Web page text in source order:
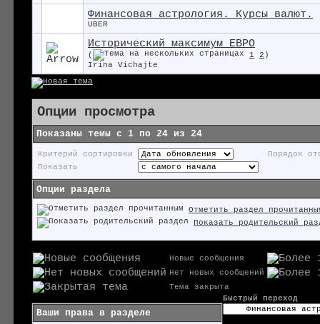
Финансовая астрология. Курсы валют.
UBER
Исторический максимум ЕВРО
( 1 2 )
Irina Vichajte
Опции просмотра
Показаны темы с 1 по 24 из 24
Критерий сортировки
Порядок
Показать
Опции раздела
Отметить раздел
Показать родительский
Новые сообщения
Нет новых сообщений
Тема закрыта
Ваши права в разделе
Быстрый переход